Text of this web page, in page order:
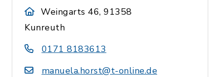
Weingarts 46, 91358
Kunreuth
0171 8183613
manuela.horst@t-online.de